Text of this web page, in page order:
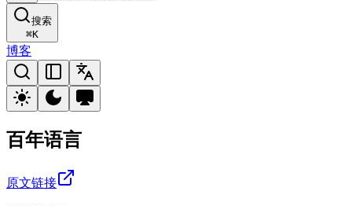
搜索
⌘K
博客
百年语言
原文链接